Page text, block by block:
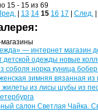
15 - 15 из 69
13 14 15 16 17 След.